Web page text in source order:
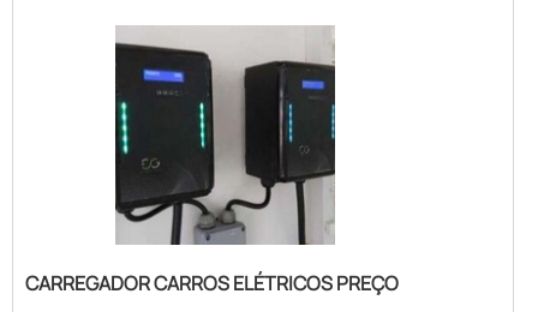
acessível em uma empresa altamente
qualificada, acha a VJS Sistema e
Automação. É possível encontrar fechadura
CARREGADOR CARROS ELÉTRICOS PREÇO